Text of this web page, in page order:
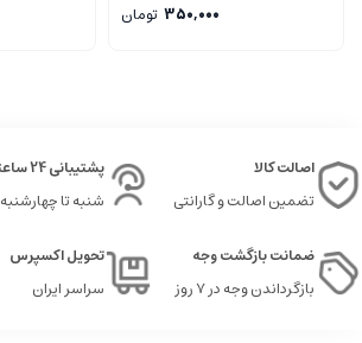
350,000 تومان
اصالت کالا
تضمین اصالت و گارانتی
پشتیبانی 24 ساعته
شنبه تا چهارشنبه
ضمانت بازگشت وجه
بازگرداندن وجه در ۷ روز
تحویل اکسپرس
سراسر ایران